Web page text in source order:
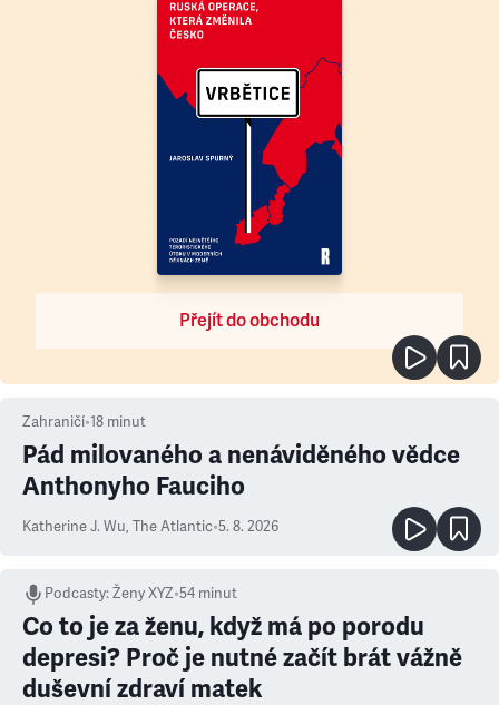
Přejít do obchodu
Zahraničí•18 minut
Pád milovaného a nenáviděného vědce
Anthonyho Fauciho
Katherine J. Wu, The Atlantic•5. 8. 2026
Podcasty:Ženy XYZ•54 minut
Co to je za ženu, když má po porodu
depresi? Proč je nutné začít brát vážně
duševní zdraví matek